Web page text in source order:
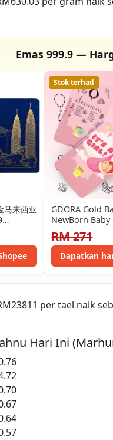
Emas 999.9 —
马来西亚
Stok terhad
GDORA Gold
NewBorn Baby
RM 271
Dapatkan
per tael naik
Hari Ini